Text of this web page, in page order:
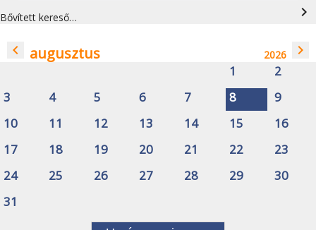
Bővített kereső… navigate_next
navigate_before augusztus 2026 navigate_next
1
2
3
4 5 6 7 8
9
10
11 12 13 14 15
16
17
18 19 20 21 22
23
24
25 26 27 28 29
30
31